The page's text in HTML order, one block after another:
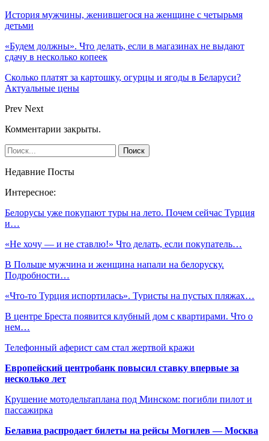
История мужчины, женившегося на женщине с четырьмя
детьми
«Будем должны». Что делать, если в магазинах не выдают
сдачу в несколько копеек
Сколько платят за картошку, огурцы и ягоды в Беларуси?
Актуальные цены
Prev Next
Комментарии закрыты.
Недавние Посты
Интересное:
Белорусы уже покупают туры на лето. Почем сейчас Турция
и…
«Не хочу — и не ставлю!» Что делать, если покупатель…
В Польше мужчина и женщина напали на белоруску.
Подробности…
«Что-то Турция испортилась». Туристы на пустых пляжах…
В центре Бреста появится клубный дом с квартирами. Что о
нем…
Телефонный аферист сам стал жертвой кражи
Европейский центробанк повысил ставку впервые за
несколько лет
Крушение мотодельтаплана под Минском: погибли пилот и
пассажирка
Белавиа распродает билеты на рейсы Могилев — Москва